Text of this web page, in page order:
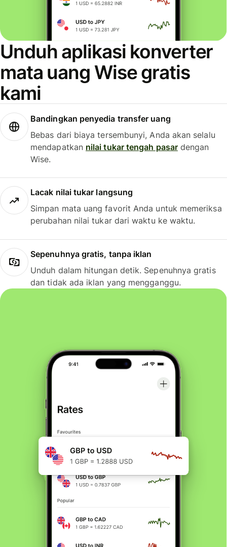
Unduh aplikasi konverter
mata uang Wise gratis
kami
Bandingkan penyedia transfer uang
Bebas dari biaya tersembunyi, Anda akan selalu
mendapatkan nilai tukar tengah pasardengan
Wise.
Lacak nilai tukar langsung
Simpan mata uang favorit Anda untuk memeriksa
perubahan nilai tukar dari waktu ke waktu.
Sepenuhnya gratis, tanpa iklan
Unduh dalam hitungan detik. Sepenuhnya gratis
dan tidak ada iklan yang mengganggu.